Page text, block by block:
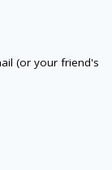
(or your friend's